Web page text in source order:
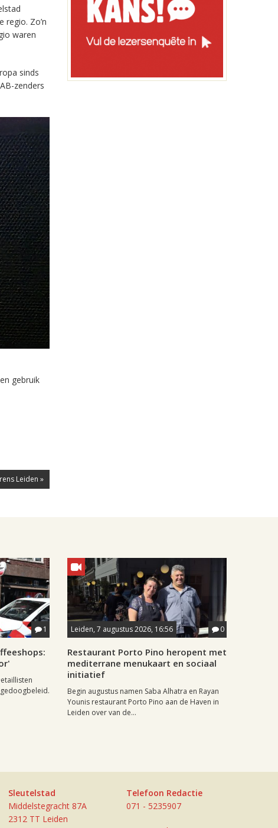
Zo’n
waren
sinds
zenders
gebruik
Leiden »
1 Leiden, 7 augustus 2026, 16:56 0
Restaurant Porto Pino heropent met
mediterrane menukaart en sociaal
initiatief
Begin augustus namen Saba Alhatra en Rayan
Younis restaurant Porto Pino aan de Haven in
Leiden over van de...
Sleutelstad
Middelstegracht 87A
2312 TT Leiden
Telefoon Redactie
071 - 5235907